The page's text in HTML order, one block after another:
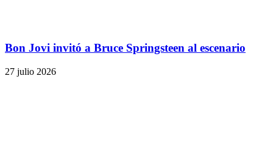
Bon Jovi invitó a Bruce Springsteen al escenario
27 julio 2026